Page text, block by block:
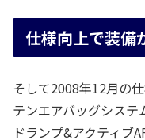
仕様向上で装備
そして2008年12月の
テンエアバッグシステ
ドランプ&アクティブ